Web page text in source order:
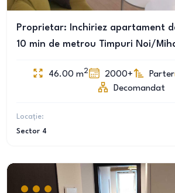
Proprietar: Inchiriez apartament
10 min de metrou Timpuri Noi/
46.00 m2 2000+ Parter
Decomandat
Locație:
Sector 4